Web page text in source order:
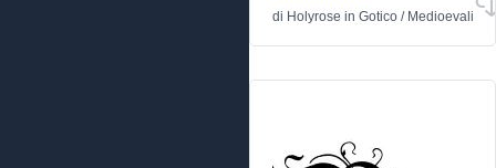
di Holyrose in Gotico / Medioevali